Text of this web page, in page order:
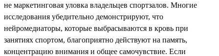
не маркетинговая уловка владельцев спортзалов. Многие
исследования убедительно демонстрируют, что
нейромедиаторы, которые выбрасываются в кровь при
занятиях спортом, благоприятно действуют на память,
концентрацию внимания и общее самочувствие. Если